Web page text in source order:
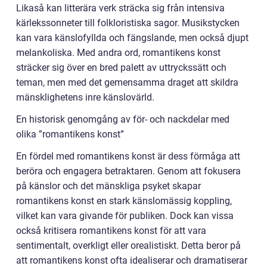
Likaså kan litterära verk sträcka sig från intensiva
kärlekssonneter till folkloristiska sagor. Musikstycken
kan vara känslofyllda och fängslande, men också djupt
melankoliska. Med andra ord, romantikens konst
sträcker sig över en bred palett av uttryckssätt och
teman, men med det gemensamma draget att skildra
mänsklighetens inre känslovärld.
En historisk genomgång av för- och nackdelar med
olika ”romantikens konst”
En fördel med romantikens konst är dess förmåga att
beröra och engagera betraktaren. Genom att fokusera
på känslor och det mänskliga psyket skapar
romantikens konst en stark känslomässig koppling,
vilket kan vara givande för publiken. Dock kan vissa
också kritisera romantikens konst för att vara
sentimentalt, overkligt eller orealistiskt. Detta beror på
att romantikens konst ofta idealiserar och dramatiserar